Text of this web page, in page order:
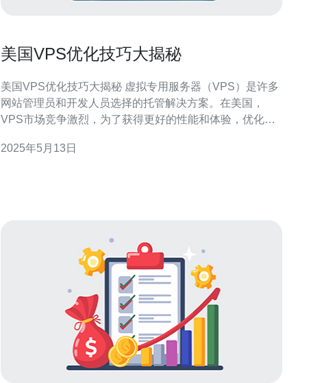
美国VPS优化技巧大揭秘
美国VPS优化技巧大揭秘 虚拟专用服务器（VPS）是许多
网站管理员和开发人员选择的托管解决方案。在美国，
VPS市场竞争激烈，为了获得更好的性能和体验，优化
帮助您最大程度地发挥VPS的潜力。 首先，您需要选择适
2025年5月13日